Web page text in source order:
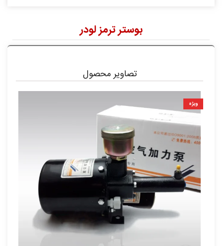
بوستر ترمز لودر
تصاویر محصول
ویژه